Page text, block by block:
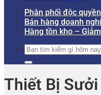
Phân phối độc quyền
Bán hàng doanh
Hàng tồn kho –
Tìm
kiếm:
Thiết Bị Sưởi